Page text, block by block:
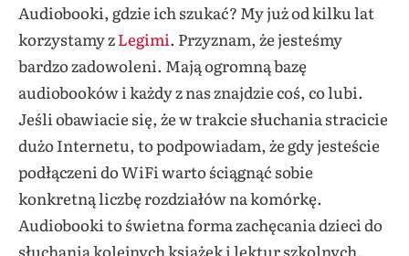
Audiobooki, gdzie ich szukać? My już od kilku lat
korzystamy zLegimi. Przyznam, że jesteśmy
bardzo zadowoleni. Mają ogromną bazę
audiobooków i każdy z nas znajdzie coś, co lubi.
Jeśli obawiacie się, że w trakcie słuchania stracicie
dużo Internetu, to podpowiadam, że gdy jesteście
podłączeni do WiFi warto ściągnąć sobie
konkretną liczbę rozdziałów na komórkę.
Audiobooki to świetna forma zachęcania dzieci do
słuchania kolejnych książek i lektur szkolnych.